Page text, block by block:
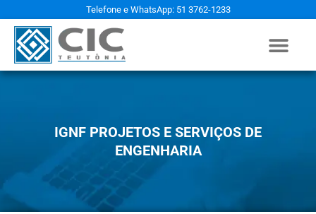
Telefone e WhatsApp: 51 3762-1233
IGNF PROJETOS E SERVIÇOS DE
ENGENHARIA